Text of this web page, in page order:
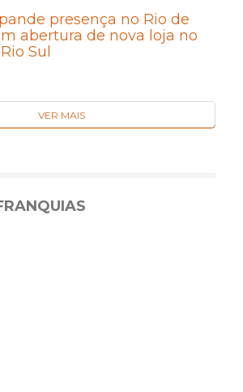
presença no Rio de
abertura de nova loja no
Sul
VER MAIS